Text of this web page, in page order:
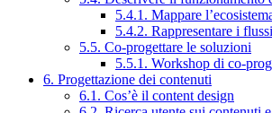
5.4.1. Mappare
5.4.2. Rappresentare i
5.5. Co-progettare le soluzioni
5.5.1. Workshop di co-
6. Progettazione dei contenuti
6.1. Cos’è il content design